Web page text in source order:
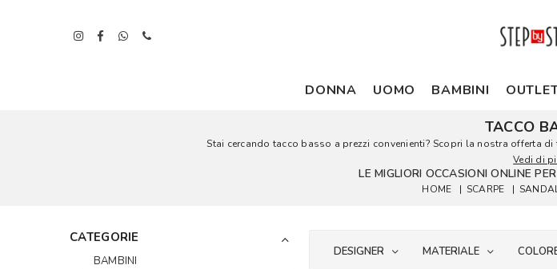
DONNA UOMO BAMBINI
TACCO
Stai cercando tacco basso a prezzi convenienti? Scopri la nostra offerta
Vedi di
LE MIGLIORI OCCASIONI ONLINE
HOME | SCARPE |
CATEGORIE
BAMBINI
DESIGNER MATERIALE